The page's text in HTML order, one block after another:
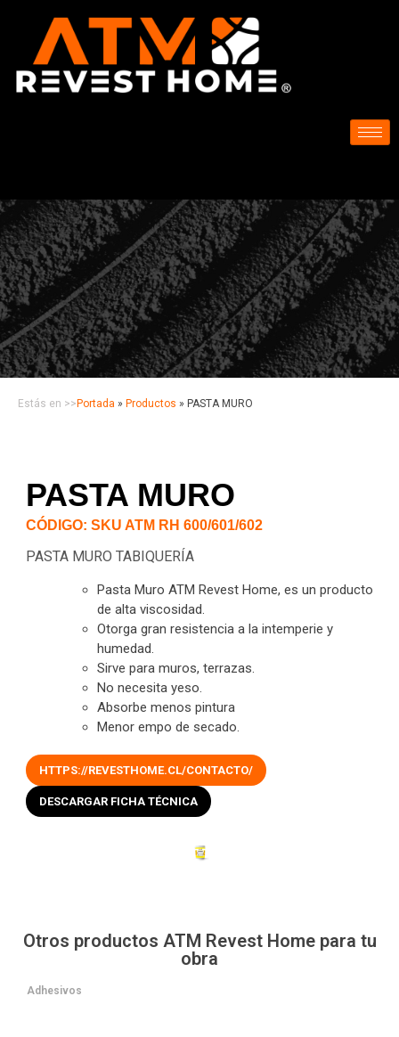
Estás en >> Portada » Productos » PASTA MURO
PASTA MURO
CÓDIGO: SKU ATM RH 600/601/602
PASTA MURO TABIQUERÍA
Pasta Muro ATM Revest Home, es un producto
de alta viscosidad.
Otorga gran resistencia a la intemperie y
humedad.
Sirve para muros, terrazas.
No necesita yeso.
Absorbe menos pintura
Menor empo de secado.
HTTPS://REVESTHOME.CL/CONTACTO/
DESCARGAR FICHA TÉCNICA
Adhesivos
Otros productos ATM Revest Home para tu
obra